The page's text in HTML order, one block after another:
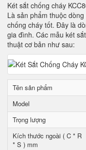
Két sắt chống cháy
Là sản phẩm thuộc
chống cháy tốt. Đây là
gia đình. Các mẫu két
thuật cơ bản như sau:
Tên sản phẩm
Model
Trọng lượng
Kích thước ngoài ( C * R
* S ) mm